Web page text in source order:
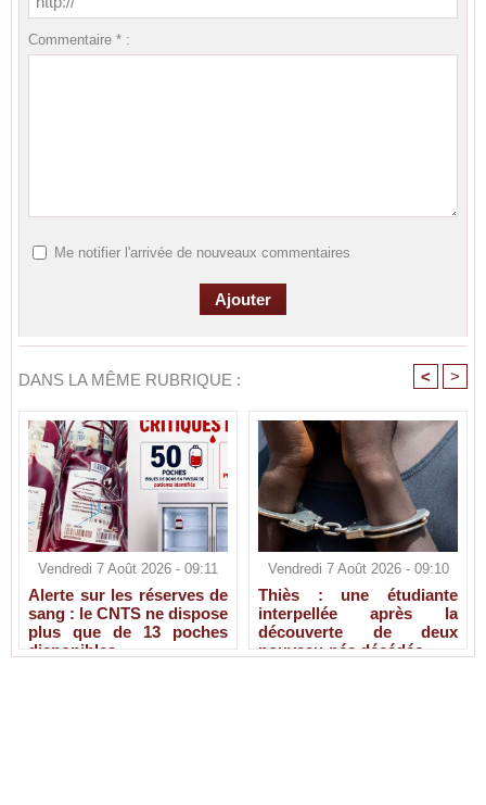
Commentaire * :
Me notifier l'arrivée de nouveaux commentaires
DANS LA MÊME RUBRIQUE : < >
Vendredi 7 Août 2026 - 09:11
Alerte sur les réserves de
sang : le CNTS ne dispose
plus que de 13 poches
disponibles
Vendredi 7 Août 2026 - 09:10
Thiès : une étudiante
interpellée après la
découverte de deux
nouveau-nés décédés